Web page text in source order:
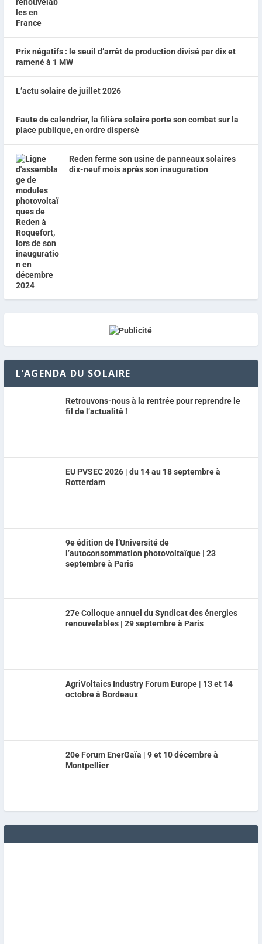
Prix négatifs : le seuil d’arrêt de production divisé par dix et
ramené à 1 MW
L’actu solaire de juillet 2026
Faute de calendrier, la filière solaire porte son combat sur la
place publique, en ordre dispersé
Reden ferme son usine de panneaux solaires
dix-neuf mois après son inauguration
L’AGENDA DU SOLAIRE
Retrouvons-nous à la rentrée pour reprendre le
fil de l’actualité !
EU PVSEC 2026 | du 14 au 18 septembre à
Rotterdam
9e édition de l’Université de
l’autoconsommation photovoltaïque | 23
septembre à Paris
27e Colloque annuel du Syndicat des énergies
renouvelables | 29 septembre à Paris
AgriVoltaics Industry Forum Europe | 13 et 14
octobre à Bordeaux
20e Forum EnerGaïa | 9 et 10 décembre à
Montpellier